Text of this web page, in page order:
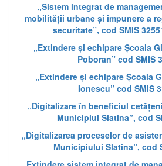
„Sistem integrat de
mobilității urbane și impunere a
securitate”, cod SMIS
„Extindere și echipare Școala
Poboran” cod SMIS
„Extindere și echipare Școala
Ionescu” cod SMIS
„Digitalizare în beneficiul
Municipiul Slatina”, cod
„Digitalizarea proceselor de
Municipiului Slatina”, cod